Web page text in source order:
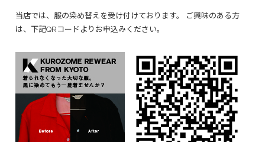
当店では、服の染め替えを受け付けております。 ご興味のある方
は、下記QRコードよりお申込みください。